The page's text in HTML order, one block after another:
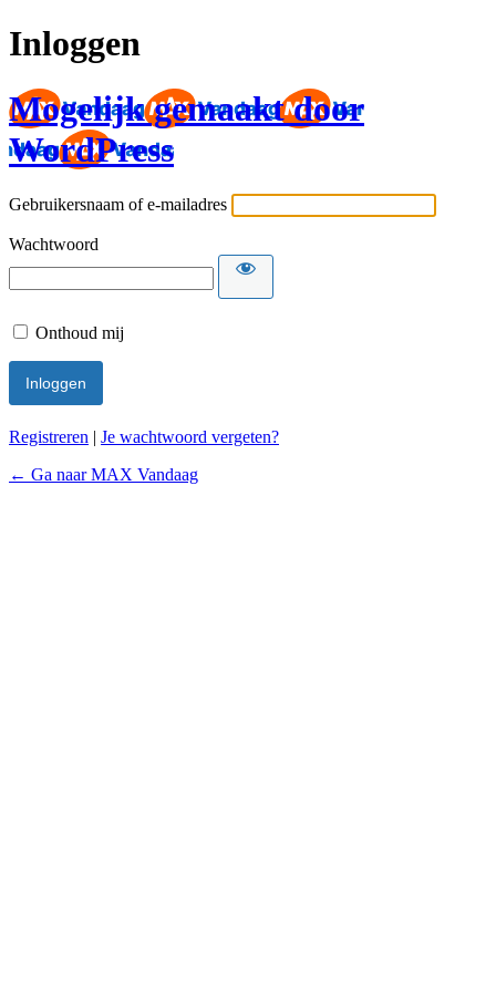
Inloggen
Mogelijk gemaakt door
WordPress
Gebruikersnaam of e-mailadres
Wachtwoord
Onthoud mij
Registreren | Je wachtwoord vergeten?
← Ga naar MAX Vandaag